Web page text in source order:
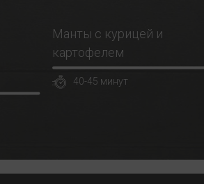
Манты с курицей и
картофелем
40-45 минут